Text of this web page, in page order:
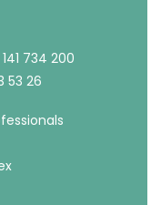
734 200
53 26